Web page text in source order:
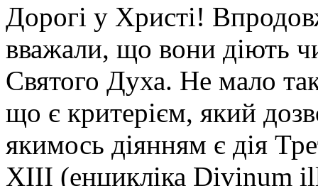
Дорогі у Христі!
вважали, що вони діють
Святого Духа. Не мало
що є критерієм, який
якимось діянням є дія
XIII (енцикліка Divinum